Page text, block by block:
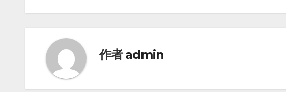
作者admin